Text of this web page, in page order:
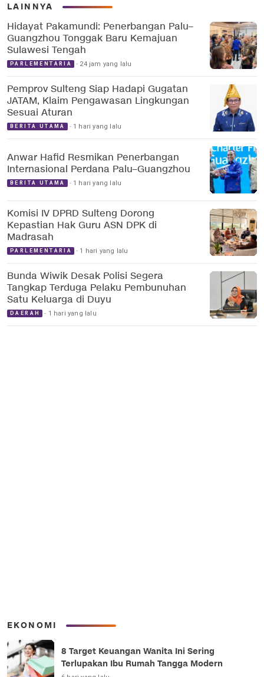
LAINNYA
Hidayat Pakamundi: Penerbangan Palu–
Guangzhou Tonggak Baru Kemajuan
Sulawesi Tengah
PARLEMENTARIA 24 jam yang lalu
Pemprov Sulteng Siap Hadapi Gugatan
JATAM, Klaim Pengawasan Lingkungan
Sesuai Aturan
BERITA UTAMA 1 hari yang lalu
Anwar Hafid Resmikan Penerbangan
Internasional Perdana Palu–Guangzhou
BERITA UTAMA 1 hari yang lalu
Komisi IV DPRD Sulteng Dorong
Kepastian Hak Guru ASN DPK di
Madrasah
PARLEMENTARIA 1 hari yang lalu
Bunda Wiwik Desak Polisi Segera
Tangkap Terduga Pelaku Pembunuhan
Satu Keluarga di Duyu
DAERAH 1 hari yang lalu
EKONOMI
8 Target Keuangan Wanita Ini Sering
Terlupakan Ibu Rumah Tangga Modern